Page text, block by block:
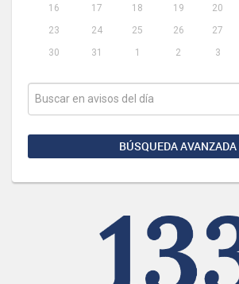
16
17 18 19 20
23
24 25 26 27
30
31 1 2 3
BÚSQUEDA AVANZADA